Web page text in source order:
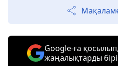
Google-ға қосылып,
жаңалықтарды